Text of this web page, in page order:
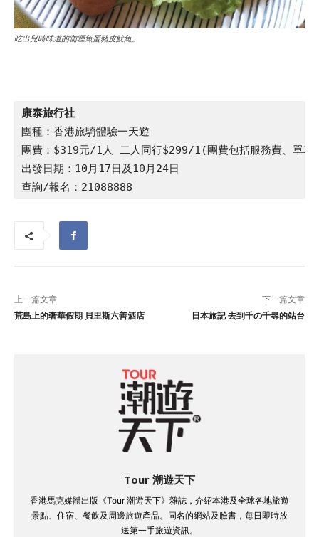
吃出兒時味道的咖喱魚蛋豬皮魷魚。
康泰旅行社
團種：香港旅騎體驗一天遊
團費：$319元/1人 二人同行$299/1(團費包括服務費、單車
出發日期：10月17日及10月24日
查詢/報名：21088888
上一篇文章
荒島上的奢華假期 貝里斯六善酒店
下一篇文章
日本旅記 去到千の千尋的站台
Tour 潮遊天下
香港馬克媒體出版《Tour 潮遊天下》雜誌，介紹本港及全球各地旅遊
景點、住宿、餐飲及周邊旅遊產品。同名的網站及臉書，每日即時放
送第一手旅遊資訊。